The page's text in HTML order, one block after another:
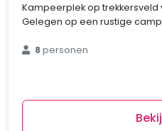
Kampeerplek op
Gelegen op een rustige
8personen